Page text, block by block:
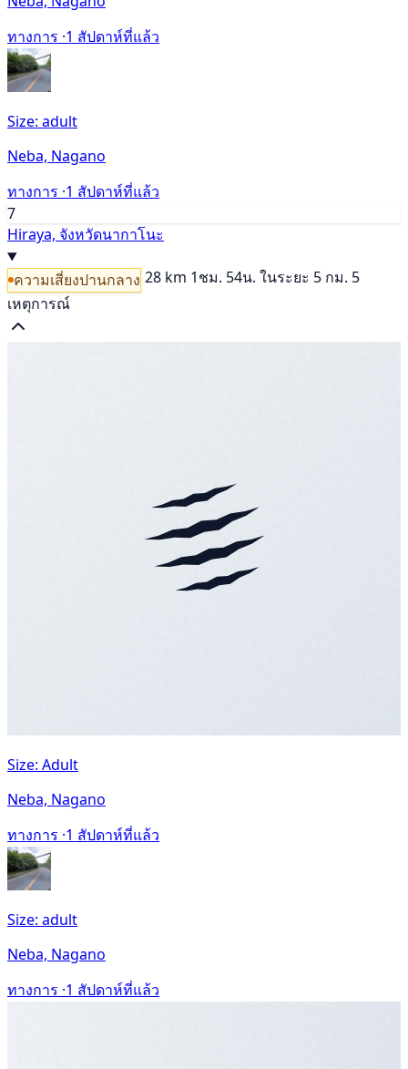
ทางการ ·1 สัปดาห์ที่แล้ว
Size: adult
Neba, Nagano
ทางการ ·1 สัปดาห์ที่แล้ว
7
Hiraya, จังหวัดนากาโนะ
ความเสี่ยงปานกลาง 28 km 1ชม. 54น. ในระยะ 5 กม. 5
เหตุการณ์
Size: Adult
Neba, Nagano
ทางการ ·1 สัปดาห์ที่แล้ว
Size: adult
Neba, Nagano
ทางการ ·1 สัปดาห์ที่แล้ว